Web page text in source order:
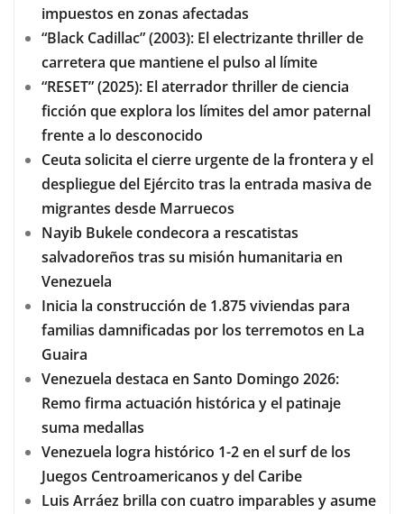
impuestos en zonas afectadas
“Black Cadillac” (2003): El electrizante thriller de
carretera que mantiene el pulso al límite
“RESET” (2025): El aterrador thriller de ciencia
ficción que explora los límites del amor paternal
frente a lo desconocido
Ceuta solicita el cierre urgente de la frontera y el
despliegue del Ejército tras la entrada masiva de
migrantes desde Marruecos
Nayib Bukele condecora a rescatistas
salvadoreños tras su misión humanitaria en
Venezuela
Inicia la construcción de 1.875 viviendas para
familias damnificadas por los terremotos en La
Guaira
Venezuela destaca en Santo Domingo 2026:
Remo firma actuación histórica y el patinaje
suma medallas
Venezuela logra histórico 1-2 en el surf de los
Juegos Centroamericanos y del Caribe
Luis Arráez brilla con cuatro imparables y asume